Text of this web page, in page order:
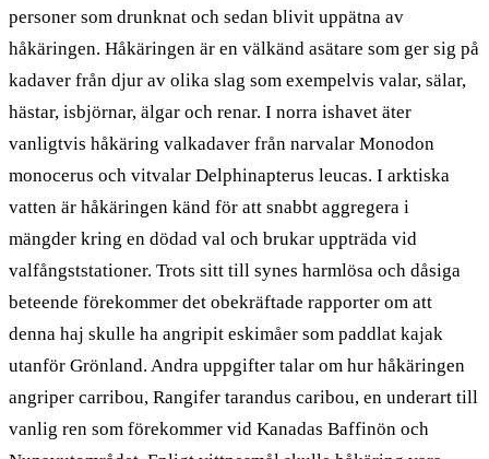
personer som drunknat och sedan blivit uppätna av
håkäringen. Håkäringen är en välkänd asätare som ger sig på
kadaver från djur av olika slag som exempelvis valar, sälar,
hästar, isbjörnar, älgar och renar. I norra ishavet äter
vanligtvis håkäring valkadaver från narvalar Monodon
monocerus och vitvalar Delphinapterus leucas. I arktiska
vatten är håkäringen känd för att snabbt aggregera i
mängder kring en dödad val och brukar uppträda vid
valfångststationer. Trots sitt till synes harmlösa och dåsiga
beteende förekommer det obekräftade rapporter om att
denna haj skulle ha angripit eskimåer som paddlat kajak
utanför Grönland. Andra uppgifter talar om hur håkäringen
angriper carribou, Rangifer tarandus caribou, en underart till
vanlig ren som förekommer vid Kanadas Baffinön och